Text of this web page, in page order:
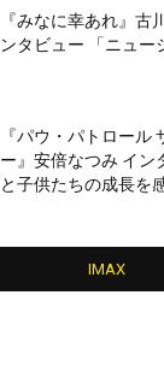
『みなに幸あれ』古
ンタビュー 「ニュー
『パウ・パトロール
ー』安倍なつみ イン
と子供たちの成長を
IMAX